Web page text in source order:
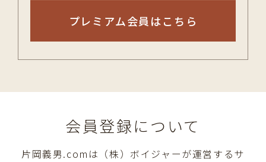
プレミアム会員はこちら
会員登録について
片岡義男.comは（株）ボイジャーが運営するサ